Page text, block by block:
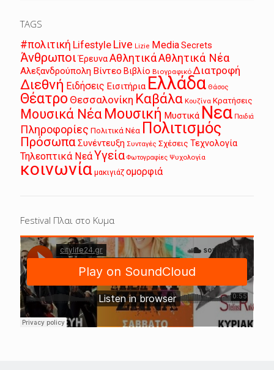
TAGS
#πολιτική Lifestyle Live Lizie MediaSecrets
Άνθρωποι ΈρευναΑθλητικάΑθλητικά Νέα
Αλεξανδρούπολη Βίντεο Βιβλίο Βιογραφικό Διατροφή
Διεθνή Ειδήσεις Εισιτήρια Ελλάδα Θάσος
Θέατρο Θεσσαλονίκη Καβάλα Κουζίνα Κρατήσεις
Μουσικά Νέα Μουσική Μυστικά Νεα Παιδιά
Πληροφορίες Πολιτικά Νέα Πολιτισμός
ΠρόσωπαΣυνέντευξη Συνταγές Σχέσεις Τεχνολογία
Τηλεοπτικά ΝεάΥγεία Φωτογραφίες Ψυχολογία
κοινωνία μακιγιάζ ομορφιά
Festival Πλαι στο Κυμα